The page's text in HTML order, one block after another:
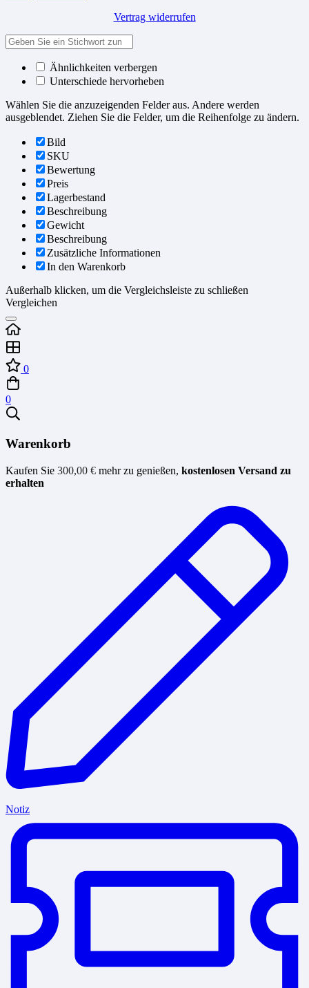
Vertrag widerrufen
Ähnlichkeiten verbergen
Unterschiede hervorheben
Wählen Sie die anzuzeigenden Felder aus. Andere werden
ausgeblendet. Ziehen Sie die Felder, um die Reihenfolge zu ändern.
Bild
SKU
Bewertung
Preis
Lagerbestand
Beschreibung
Gewicht
Beschreibung
Zusätzliche Informationen
In den Warenkorb
Außerhalb klicken, um die Vergleichsleiste zu schließen
Vergleichen
0
0
Warenkorb
Kaufen Sie 300,00 € mehr zu genießen, kostenlosen Versand zu
erhalten
Notiz